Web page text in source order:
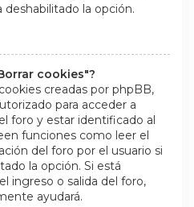
la opción.
cookies"?
creadas por phpBB,
para acceder a
foro y estar identificado al
funciones como leer el
del foro por el usuario si
la opción. Si está
ingreso o salida del foro,
ayudará.